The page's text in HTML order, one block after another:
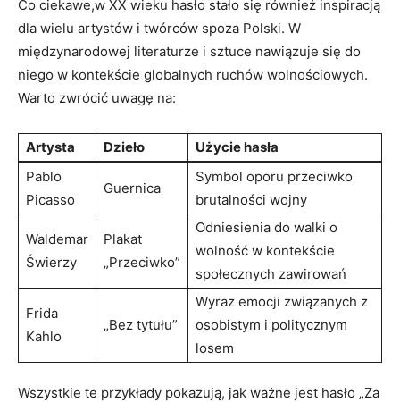
Co ciekawe,w XX wieku hasło ‍stało się również inspiracją⁣
dla wielu artystów ‌i twórców spoza​ Polski. W
międzynarodowej‍ literaturze i sztuce nawiązuje się do
niego w kontekście globalnych ⁢ruchów wolnościowych.
Warto ​zwrócić uwagę⁣ na:
Artysta Dzieło
Użycie hasła
Pablo
⁣Picasso
Guernica
Symbol oporu⁢ przeciwko
brutalności wojny
Waldemar
Świerzy
Plakat
„Przeciwko”
Odniesienia do walki o
wolność w kontekście
społecznych zawirowań
Frida ​
Kahlo
„Bez tytułu”
Wyraz⁢ emocji związanych ‌z
osobistym i ⁤politycznym
losem
Wszystkie te przykłady pokazują, ‌jak ważne jest hasło „Za